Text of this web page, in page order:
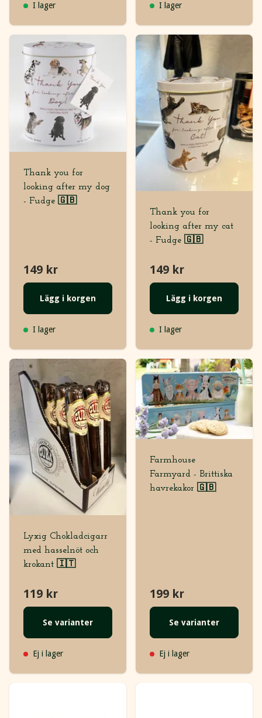
I lager I lager
Thank you for
looking after my dog
- Fudge 🇬🇧
149 kr
Lägg i korgen
I lager
Thank you for
looking after my cat
- Fudge 🇬🇧
149 kr
Lägg i korgen
I lager
Lyxig Chokladcigarr
med hasselnöt och
krokant 🇮🇹
119 kr
Se varianter
Ej i lager
Farmhouse
Farmyard - Brittiska
havrekakor 🇬🇧
199 kr
Se varianter
Ej i lager